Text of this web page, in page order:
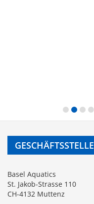
GESCHÄFTSSTELLE
Basel Aquatics
St. Jakob-Strasse 110
CH-4132 Muttenz